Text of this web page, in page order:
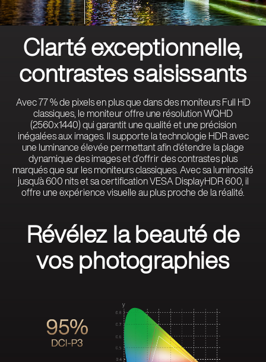
Clarté exceptionnelle,
contrastes saisissants
Avec 77 % de pixels en plus que dans des moniteurs Full HD
classiques, le moniteur offre une résolution WQHD
(2560x1440) qui garantit une qualité et une précision
inégalées aux images. Il supporte la technologie HDR avec
une luminance élevée permettant afin d'étendre la plage
dynamique des images et d’offrir des contrastes plus
marqués que sur les moniteurs classiques. Avec sa luminosité
jusqu'à 600 nits et sa certification VESA DisplayHDR 600, il
offre une expérience visuelle au plus proche de la réalité.
Révélez la beauté de
vos photographies